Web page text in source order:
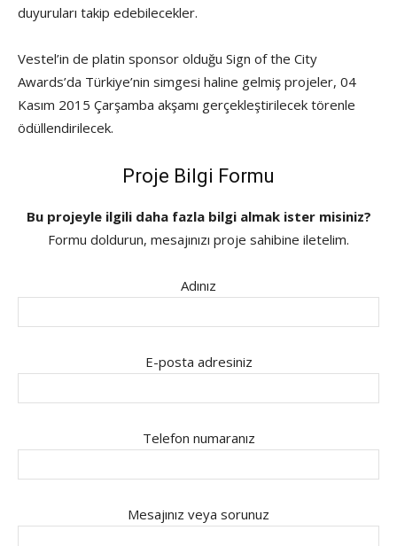
duyuruları takip edebilecekler.
Vestel’in de platin sponsor olduğu Sign of the City
Awards’da Türkiye’nin simgesi haline gelmiş projeler, 04
Kasım 2015 Çarşamba akşamı gerçekleştirilecek törenle
ödüllendirilecek.
Proje Bilgi Formu
Bu projeyle ilgili daha fazla bilgi almak ister misiniz?
Formu doldurun, mesajınızı proje sahibine iletelim.
Adınız
E-posta adresiniz
Telefon numaranız
Mesajınız veya sorunuz